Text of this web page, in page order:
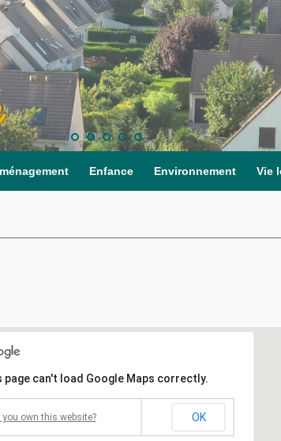
Enfance Environnement Vie
page can't load Google Maps correctly.
you own this website? OK